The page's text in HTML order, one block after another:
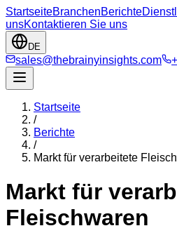
StartseiteBranchenBerichte
unsKontaktieren Sie uns
DE
sales@thebrainyinsights.com
Startseite
/
Berichte
/
Markt für verarbeitete
Markt für
Fleischwaren